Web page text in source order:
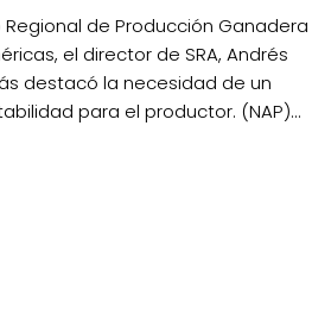
de Producción Ganadera
el director de SRA, Andrés
destacó la necesidad de un
para el productor. (NAP)...